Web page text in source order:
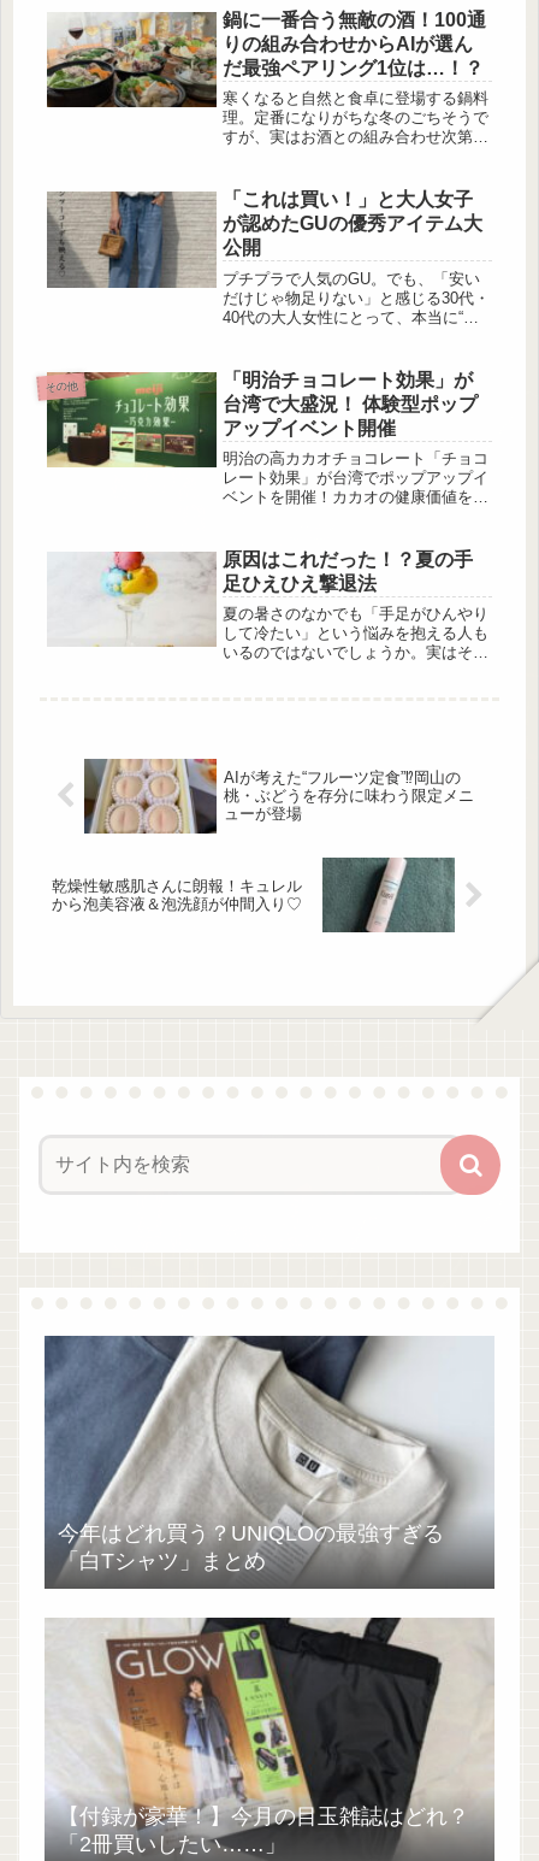
7点セットです♪どちらも詳しくご紹介
していきます♡リンネル 2025年7月号
出典:beautyまとめ 付録：MOOMIN[ム
ーミン]リトルミイ肩掛けもできて便
利なストラップ付きマルチケース 出
典:beautyまとめ ...
鍋に一番合う無敵の酒！100通
りの組み合わせからAIが選ん
だ最強ペアリング1位は…！？
寒くなると自然と食卓に登場する鍋料
理。定番になりがちな冬のごちそうで
すが、実はお酒との組み合わせ次第
なりがちな鍋も、ペアリングを工夫す
るだけで、ぐっと新鮮な楽しみ方が広
がります。今回は、キリンが行った鍋
10種×お酒10種＝100通りのAI味覚ペ
アリング検証と、その結果を紹介する
発表会の様子をレポートします。この
企画では、寄せ鍋・キムチ鍋・味噌
鍋・豆乳鍋など10種類の鍋と、「氷結
「これは買い！」と大人女子
が認めたGUの優秀アイテム大
公開
プチプラで人気のGU。でも、「安い
だけじゃ物足りない」と感じる30代・
40代の大人女性にとって、本当に“使
世代が「これは買い！」と納得する、
コスパ抜群の優秀アイテムを厳選して
ご紹介します。シンプルなのにトレン
ド感が漂うデザインや、計算されたシ
ルエット、肌触りの良い素材感など、
日々のおしゃれに欠かせないポイント
が満載。しかもプチプラ価格だから、
ワードローブにプラスするだけで毎日
その他
「明治チョコレート効果」が
台湾で大盛況！ 体験型ポップ
アップイベント開催
明治の高カカオチョコレート「チョコ
レート効果」が台湾でポップアップイ
ベントを開催！カカオの健康価値を伝
来場する大盛況となりました。“腦巧
力”をテーマにした体験型ポップアッ
プイベント 株式会社 明治 5月23日・
24日、台湾・台北市内で「明治チョコ
レート効果ポップアップラボ：一緒に
楽しもう！腦巧力の美味しいひと時」
原因はこれだった！？夏の手
足ひえひえ撃退法
夏の暑さのなかでも「手足がひんやり
して冷たい」という悩みを抱える人も
いるのではないでしょうか。実はその
田早苗さんに教えていただきます。夏
なのに冷えるワケ 出典:Unsplash 夏場
は気温が高く、からだは温まりやすい
はずなのに、手足だけ冷えてしまうの
AIが考えた“フルーツ定食”⁉岡山の
桃・ぶどうを存分に味わう限定メニ
ューが登場
乾燥性敏感肌さんに朗報！キュレル
から泡美容液＆泡洗顔が仲間入り♡
今年はどれ買う？UNIQLOの最強すぎる
「白Tシャツ」まとめ
【付録が豪華！】今月の目玉雑誌はどれ？
「2冊買いしたい……」